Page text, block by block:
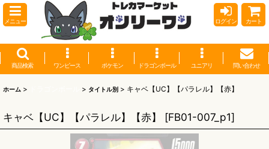
メニュー ログイン カート
商品検索 ワンピース ポケモン ドラゴンボール ユニアリ 問い合わせ
ホーム > > タイトル別 > キャベ【UC】【パラレル】【赤】
キャベ【UC】【パラレル】【赤】 [FB01-007_p1]